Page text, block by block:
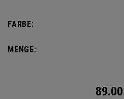
nicht zu kompliziert gestaltet.
FARBE:
MENGE:
89.00